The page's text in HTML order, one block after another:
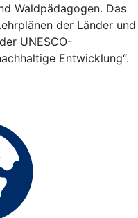
Waldpädagogen. Das
der Länder und
UNESCO-
Entwicklung“.